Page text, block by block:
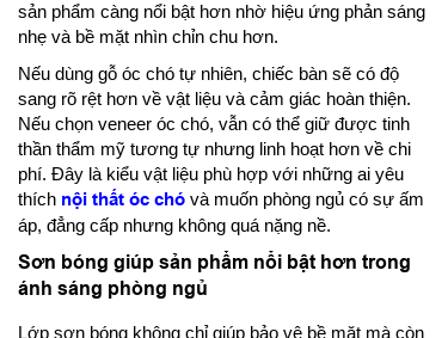
sản phẩm càng nổi bật hơn nhờ hiệu ứng phản sáng
nhẹ và bề mặt nhìn chỉn chu hơn.
Nếu dùng gỗ óc chó tự nhiên, chiếc bàn sẽ có độ
sang rõ rệt hơn về vật liệu và cảm giác hoàn thiện.
Nếu chọn veneer óc chó, vẫn có thể giữ được tinh
thần thẩm mỹ tương tự nhưng linh hoạt hơn về chi
phí. Đây là kiểu vật liệu phù hợp với những ai yêu
thích nội thất óc chó và muốn phòng ngủ có sự ấm
áp, đẳng cấp nhưng không quá nặng nề.
Sơn bóng giúp sản phẩm nổi bật hơn trong
ánh sáng phòng ngủ
Lớp sơn bóng không chỉ giúp bảo vệ bề mặt mà còn